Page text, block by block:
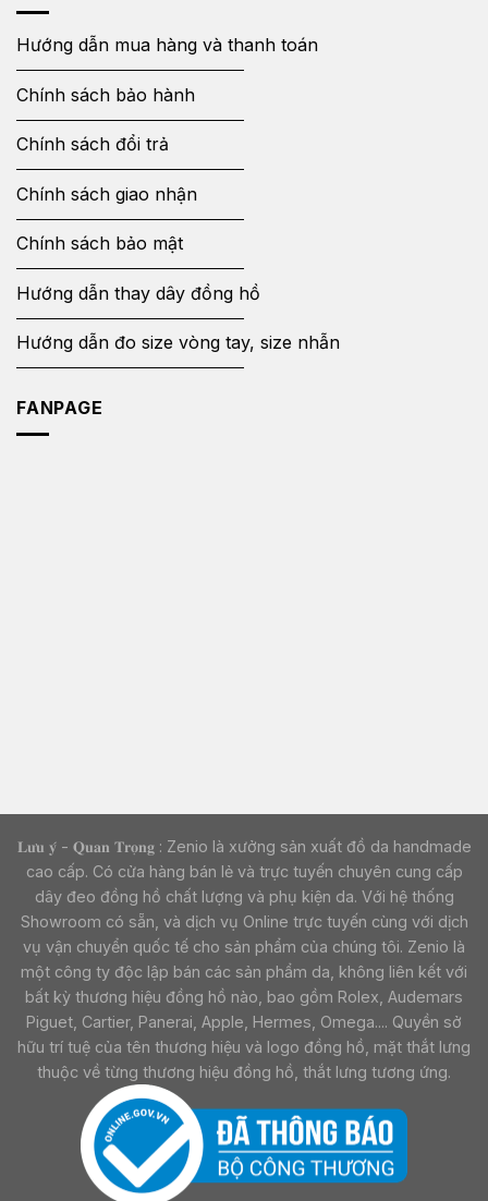
Hướng dẫn mua hàng và thanh toán
Chính sách bảo hành
Chính sách đổi trả
Chính sách giao nhận
Chính sách bảo mật
Hướng dẫn thay dây đồng hồ
Hướng dẫn đo size vòng tay, size nhẫn
FANPAGE
𝐋𝐮̛𝐮 𝐲́ - 𝐐𝐮𝐚𝐧 𝐓𝐫𝐨̣𝐧𝐠 : Zenio là xưởng sản xuất đồ da handmade
cao cấp. Có cửa hàng bán lẻ và trực tuyến chuyên cung cấp
dây đeo đồng hồ chất lượng và phụ kiện da. Với hệ thống
Showroom có sẵn, và dịch vụ Online trực tuyến cùng với dịch
vụ vận chuyển quốc tế cho sản phẩm của chúng tôi. Zenio là
một công ty độc lập bán các sản phẩm da, không liên kết với
bất kỳ thương hiệu đồng hồ nào, bao gồm Rolex, Audemars
Piguet, Cartier, Panerai, Apple, Hermes, Omega.... Quyền sở
hữu trí tuệ của tên thương hiệu và logo đồng hồ, mặt thắt lưng
thuộc về từng thương hiệu đồng hồ, thắt lưng tương ứng.